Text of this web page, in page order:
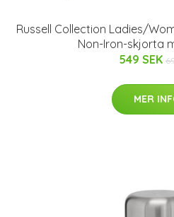
Russell Collection Ladies/
Non-Iron-skjorta
549 SEK
MER